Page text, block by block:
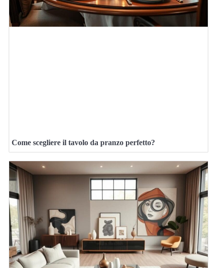
Come scegliere il tavolo da pranzo perfetto?